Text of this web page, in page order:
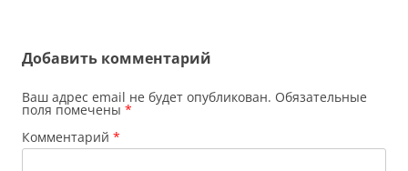
Добавить комментарий
Ваш адрес email не будет опубликован. Обязательные
поля помечены *
Комментарий *